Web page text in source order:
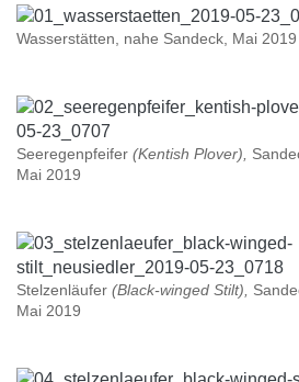
Wasserstätten, nahe Sandeck, Mai 2019
Seeregenpfeifer (Kentish Plover),
Mai 2019
Stelzenläufer (Black-winged Stilt),
Mai 2019